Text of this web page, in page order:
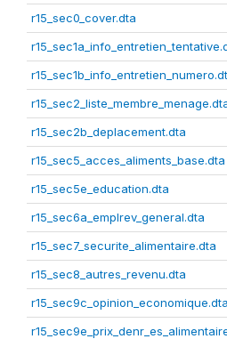
r15_sec0_cover.dta
r15_sec2b_deplacement.dta
r15_sec5_acces_aliments_base.dta
r15_sec5e_education.dta
r15_sec6a_emplrev_general.dta
r15_sec7_securite_alimentaire.dta
r15_sec8_autres_revenu.dta
r15_sec9c_opinion_economique.dta